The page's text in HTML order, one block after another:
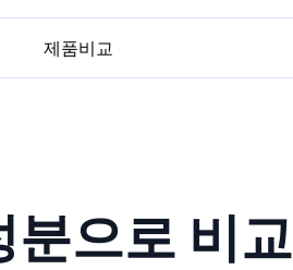
제품비교
분으로 비교